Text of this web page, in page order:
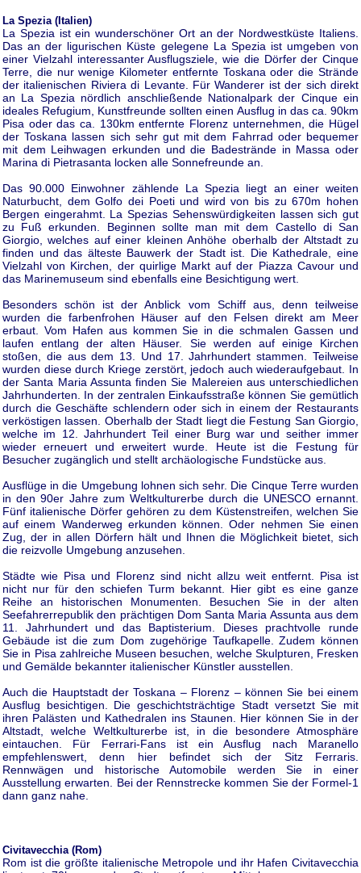
La Spezia (Italien)
La Spezia ist ein wunderschöner Ort an der Nordwestküste Italiens.
Das an der ligurischen Küste gelegene La Spezia ist umgeben von
einer Vielzahl interessanter Ausflugsziele, wie die Dörfer der Cinque
Terre, die nur wenige Kilometer entfernte Toskana oder die Strände
der italienischen Riviera di Levante. Für Wanderer ist der sich direkt
an La Spezia nördlich anschließende Nationalpark der Cinque ein
ideales Refugium, Kunstfreunde sollten einen Ausflug in das ca. 90km
Pisa oder das ca. 130km entfernte Florenz unternehmen, die Hügel
der Toskana lassen sich sehr gut mit dem Fahrrad oder bequemer
mit dem Leihwagen erkunden und die Badestrände in Massa oder
Marina di Pietrasanta locken alle Sonnefreunde an.
Das 90.000 Einwohner zählende La Spezia liegt an einer weiten
Naturbucht, dem Golfo dei Poeti und wird von bis zu 670m hohen
Bergen eingerahmt. La Spezias Sehenswürdigkeiten lassen sich gut
zu Fuß erkunden. Beginnen sollte man mit dem Castello di San
Giorgio, welches auf einer kleinen Anhöhe oberhalb der Altstadt zu
finden und das älteste Bauwerk der Stadt ist. Die Kathedrale, eine
Vielzahl von Kirchen, der quirlige Markt auf der Piazza Cavour und
das Marinemuseum sind ebenfalls eine Besichtigung wert.
Besonders schön ist der Anblick vom Schiff aus, denn teilweise
wurden die farbenfrohen Häuser auf den Felsen direkt am Meer
erbaut. Vom Hafen aus kommen Sie in die schmalen Gassen und
laufen entlang der alten Häuser. Sie werden auf einige Kirchen
stoßen, die aus dem 13. Und 17. Jahrhundert stammen. Teilweise
wurden diese durch Kriege zerstört, jedoch auch wiederaufgebaut. In
der Santa Maria Assunta finden Sie Malereien aus unterschiedlichen
Jahrhunderten. In der zentralen Einkaufsstraße können Sie gemütlich
durch die Geschäfte schlendern oder sich in einem der Restaurants
verköstigen lassen. Oberhalb der Stadt liegt die Festung San Giorgio,
welche im 12. Jahrhundert Teil einer Burg war und seither immer
wieder erneuert und erweitert wurde. Heute ist die Festung für
Besucher zugänglich und stellt archäologische Fundstücke aus.
Ausflüge in die Umgebung lohnen sich sehr. Die Cinque Terre wurden
in den 90er Jahre zum Weltkulturerbe durch die UNESCO ernannt.
Fünf italienische Dörfer gehören zu dem Küstenstreifen, welchen Sie
auf einem Wanderweg erkunden können. Oder nehmen Sie einen
Zug, der in allen Dörfern hält und Ihnen die Möglichkeit bietet, sich
die reizvolle Umgebung anzusehen.
Städte wie Pisa und Florenz sind nicht allzu weit entfernt. Pisa ist
nicht nur für den schiefen Turm bekannt. Hier gibt es eine ganze
Reihe an historischen Monumenten. Besuchen Sie in der alten
Seefahrerrepublik den prächtigen Dom Santa Maria Assunta aus dem
11. Jahrhundert und das Baptisterium. Dieses prachtvolle runde
Gebäude ist die zum Dom zugehörige Taufkapelle. Zudem können
Sie in Pisa zahlreiche Museen besuchen, welche Skulpturen, Fresken
und Gemälde bekannter italienischer Künstler ausstellen.
Auch die Hauptstadt der Toskana – Florenz – können Sie bei einem
Ausflug besichtigen. Die geschichtsträchtige Stadt versetzt Sie mit
ihren Palästen und Kathedralen ins Staunen. Hier können Sie in der
Altstadt, welche Weltkulturerbe ist, in die besondere Atmosphäre
eintauchen. Für Ferrari-Fans ist ein Ausflug nach Maranello
empfehlenswert, denn hier befindet sich der Sitz Ferraris.
Rennwägen und historische Automobile werden Sie in einer
Ausstellung erwarten. Bei der Rennstrecke kommen Sie der Formel-1
dann ganz nahe.
Civitavecchia (Rom)
Rom ist die größte italienische Metropole und ihr Hafen Civitavecchia